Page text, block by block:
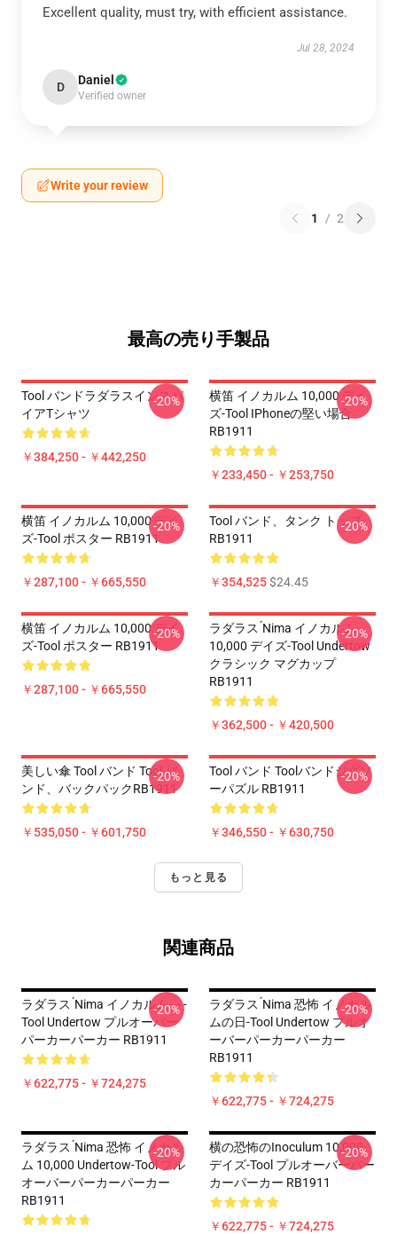
Excellent quality, must try, with efficient assistance.
Jul 28, 2024
D Daniel
Verified owner
Write your review
1 / 2
最高の売り手製品
Tool バンドラダラスインスパ
イアTシャツ
￥384,250 - ￥442,250
-20%
横笛 イノカルム 10,000 デイ
ズ-Tool IPhoneの堅い場合
RB1911
￥233,450 - ￥253,750
-20%
横笛 イノカルム 10,000 デイ
ズ-Tool ポスター RB1911
￥287,100 - ￥665,550
-20%
Tool バンド、タンク トップ
RB1911
￥354,525$24.45
-20%
横笛 イノカルム 10,000 デイ
ズ-Tool ポスター RB1911
￥287,100 - ￥665,550
-20%
ラダラス ́nima イノカルム
10,000 デイズ-Tool Undertow
クラシック マグカップ
RB1911
￥362,500 - ￥420,500
-20%
美しい傘 Tool バンド Tool バ
ンド、バックパックRB1911
￥535,050 - ￥601,750
-20%
Tool バンド Toolバンドジグソ
ーパズル RB1911
￥346,550 - ￥630,750
-20%
もっと見る
関連商品
ラダラス ́nima イノカルム - - -
Tool Undertow プルオーバー
パーカーパーカー RB1911
￥622,775 - ￥724,275
-20%
ラダラス ́nima 恐怖 イノカル
ムの日-Tool Undertow プルオ
ーバーパーカーパーカー
RB1911
￥622,775 - ￥724,275
-20%
ラダラス ́nima 恐怖 イノカル
ム 10,000 Undertow-Tool プル
オーバーパーカーパーカー
RB1911
-20%
横の恐怖のInoculum 10,000
デイズ-Tool プルオーバーパー
カーパーカー RB1911
￥622,775 - ￥724,275
-20%